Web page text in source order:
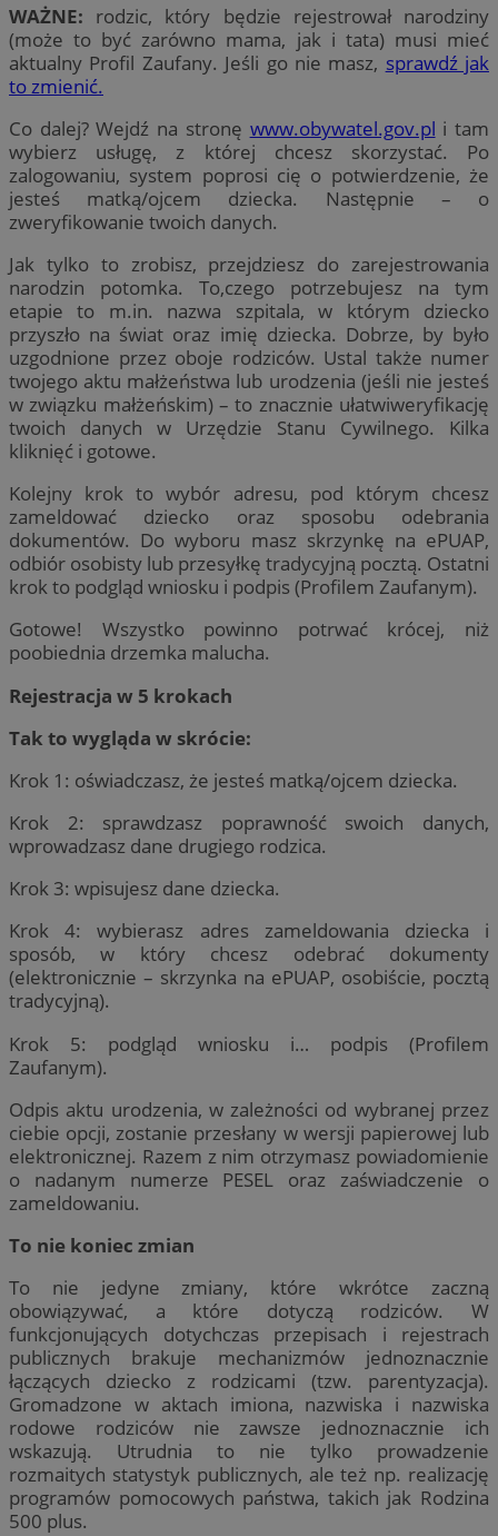
WAŻNE: rodzic, który będzie rejestrował narodziny
(może to być zarówno mama, jak i tata) musi mieć
aktualny Profil Zaufany. Jeśli go nie masz, sprawdź jak
to zmienić.
Co dalej? Wejdź na stronę www.obywatel.gov.pl i tam
wybierz usługę, z której chcesz skorzystać. Po
zalogowaniu, system poprosi cię o potwierdzenie, że
jesteś matką/ojcem dziecka. Następnie – o
zweryfikowanie twoich danych.
Jak tylko to zrobisz, przejdziesz do zarejestrowania
narodzin potomka. To,czego potrzebujesz na tym
etapie to m.in. nazwa szpitala, w którym dziecko
przyszło na świat oraz imię dziecka. Dobrze, by było
uzgodnione przez oboje rodziców. Ustal także numer
twojego aktu małżeństwa lub urodzenia (jeśli nie jesteś
w związku małżeńskim) – to znacznie ułatwiweryfikację
twoich danych w Urzędzie Stanu Cywilnego. Kilka
kliknięć i gotowe.
Kolejny krok to wybór adresu, pod którym chcesz
zameldować dziecko oraz sposobu odebrania
dokumentów. Do wyboru masz skrzynkę na ePUAP,
odbiór osobisty lub przesyłkę tradycyjną pocztą. Ostatni
krok to podgląd wniosku i podpis (Profilem Zaufanym).
Gotowe! Wszystko powinno potrwać krócej, niż
poobiednia drzemka malucha.
Rejestracja w 5 krokach
Tak to wygląda w skrócie:
Krok 1: oświadczasz, że jesteś matką/ojcem dziecka.
Krok 2: sprawdzasz poprawność swoich danych,
wprowadzasz dane drugiego rodzica.
Krok 3: wpisujesz dane dziecka.
Krok 4: wybierasz adres zameldowania dziecka i
sposób, w który chcesz odebrać dokumenty
(elektronicznie – skrzynka na ePUAP, osobiście, pocztą
tradycyjną).
Krok 5: podgląd wniosku i… podpis (Profilem
Zaufanym).
Odpis aktu urodzenia, w zależności od wybranej przez
ciebie opcji, zostanie przesłany w wersji papierowej lub
elektronicznej. Razem z nim otrzymasz powiadomienie
o nadanym numerze PESEL oraz zaświadczenie o
zameldowaniu.
To nie koniec zmian
To nie jedyne zmiany, które wkrótce zaczną
obowiązywać, a które dotyczą rodziców. W
funkcjonujących dotychczas przepisach i rejestrach
publicznych brakuje mechanizmów jednoznacznie
łączących dziecko z rodzicami (tzw. parentyzacja).
Gromadzone w aktach imiona, nazwiska i nazwiska
rodowe rodziców nie zawsze jednoznacznie ich
wskazują. Utrudnia to nie tylko prowadzenie
rozmaitych statystyk publicznych, ale też np. realizację
programów pomocowych państwa, takich jak Rodzina
500 plus.